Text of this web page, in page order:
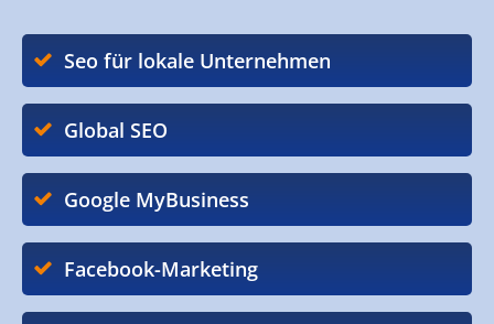
Seo für lokale Unternehmen
Global SEO
Google MyBusiness
Facebook-Marketing